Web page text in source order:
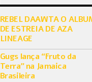
REBEL DAAWTA O
DE ESTREIA DE AZA
LINEAGE
Gugs lança “Fruto da
Terra” na Jamaica
Brasileira